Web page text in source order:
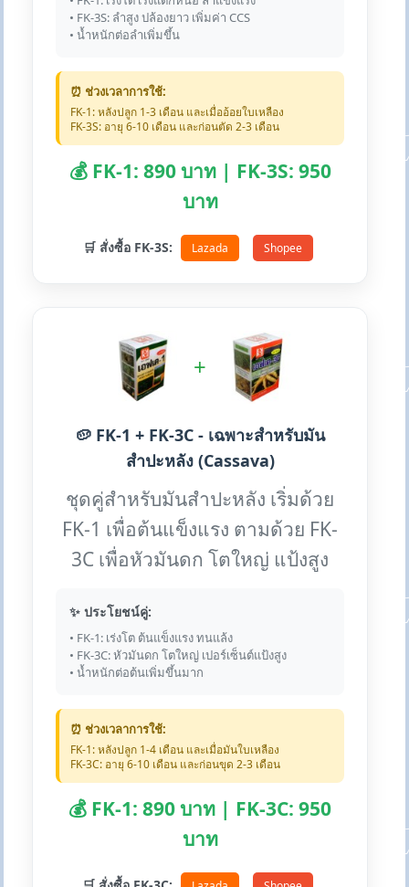
• FK-3S: ลำสูง ปล้องยาว เพิ่มค่า CCS
• น้ำหนักต่อลำเพิ่มขึ้น
⏰ ช่วงเวลาการใช้:
FK-1: หลังปลูก 1-3 เดือน และเมื่ออ้อยใบเหลือง
FK-3S: อายุ 6-10 เดือน และก่อนตัด 2-3 เดือน
💰 FK-1: 890 บาท | FK-3S: 950
บาท
🛒 สั่งซื้อ FK-3S: Lazada Shopee
+
🥔 FK-1 + FK-3C - เฉพาะสำหรับมัน
สำปะหลัง (Cassava)
ชุดคู่สำหรับมันสำปะหลัง เริ่มด้วย
FK-1 เพื่อต้นแข็งแรง ตามด้วย FK-
3C เพื่อหัวมันดก โตใหญ่ แป้งสูง
✨ ประโยชน์คู่:
• FK-1: เร่งโต ต้นแข็งแรง ทนแล้ง
• FK-3C: หัวมันดก โตใหญ่ เปอร์เซ็นต์แป้งสูง
• น้ำหนักต่อต้นเพิ่มขึ้นมาก
⏰ ช่วงเวลาการใช้:
FK-1: หลังปลูก 1-4 เดือน และเมื่อมันใบเหลือง
FK-3C: อายุ 6-10 เดือน และก่อนขุด 2-3 เดือน
💰 FK-1: 890 บาท | FK-3C: 950
บาท